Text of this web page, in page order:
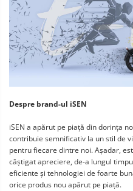
Despre brand-ul iSEN
iSEN a apărut pe piață din dorința
contribuie semnificativ la un stil de
pentru fiecare dintre noi. Așadar,
câștigat apreciere, de-a lungul
eficiente și tehnologiei de foarte
orice produs nou apărut pe piață.